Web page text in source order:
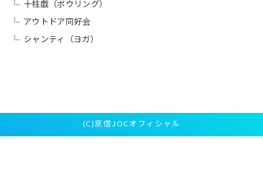
十柱戯（ボウリング）
アウトドア同好会
シャンティ（ヨガ）
(C)京信JOCオフィシャル